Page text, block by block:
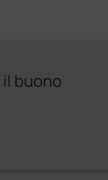
buono